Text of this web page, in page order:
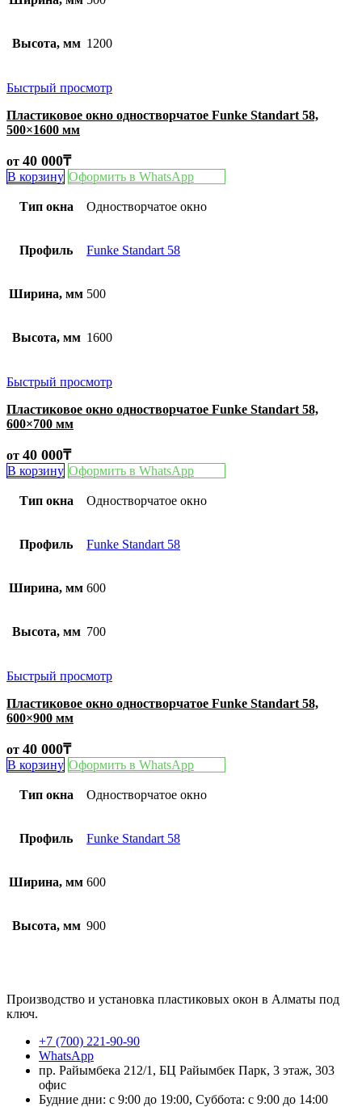
Высота, мм 1200
Быстрый просмотр
Пластиковое окно одностворчатое Funke Standart 58,
500×1600 мм
от 40 000₸
В корзину Оформить в WhatsApp
Тип окна Одностворчатое окно
Профиль Funke Standart 58
Ширина, мм 500
Высота, мм 1600
Быстрый просмотр
Пластиковое окно одностворчатое Funke Standart 58,
600×700 мм
от 40 000₸
В корзину Оформить в WhatsApp
Тип окна Одностворчатое окно
Профиль Funke Standart 58
Ширина, мм 600
Высота, мм 700
Быстрый просмотр
Пластиковое окно одностворчатое Funke Standart 58,
600×900 мм
от 40 000₸
В корзину Оформить в WhatsApp
Тип окна Одностворчатое окно
Профиль Funke Standart 58
Ширина, мм 600
Высота, мм 900
Производство и установка пластиковых окон в Алматы под
ключ.
+7 (700) 221-90-90
WhatsApp
пр. Райымбека 212/1, БЦ Райымбек Парк, 3 этаж, 303
офис
Будние дни: с 9:00 до 19:00, Суббота: с 9:00 до 14:00